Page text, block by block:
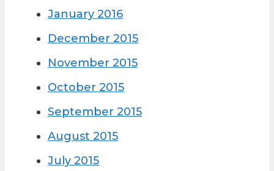
January 2016
December 2015
November 2015
October 2015
September 2015
August 2015
July 2015